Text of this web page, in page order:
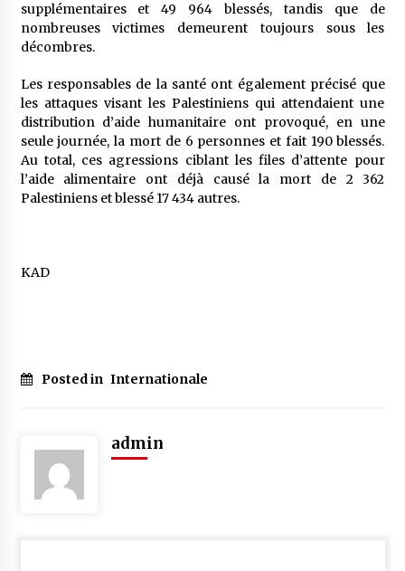
supplémentaires et 49 964 blessés, tandis que de
nombreuses victimes demeurent toujours sous les
décombres.
Les responsables de la santé ont également précisé que
les attaques visant les Palestiniens qui attendaient une
distribution d’aide humanitaire ont provoqué, en une
seule journée, la mort de 6 personnes et fait 190 blessés.
Au total, ces agressions ciblant les files d’attente pour
l’aide alimentaire ont déjà causé la mort de 2 362
Palestiniens et blessé 17 434 autres.
KAD
Posted in Internationale
admin